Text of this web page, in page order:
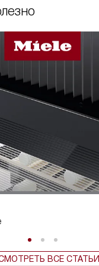
ВСЕ СТАТЬИ